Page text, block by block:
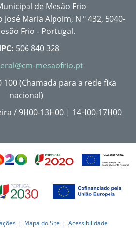
de Mesão Frio
Maria Alpoim, N.º 432, 5040-
Frio - Portugal.
506 840 328
mesaofrio.pt
100 (Chamada para a rede fixa
nacional)
/ 9H00-13H00 | 14H00-17H00
Mapa do Site Acessibilidade